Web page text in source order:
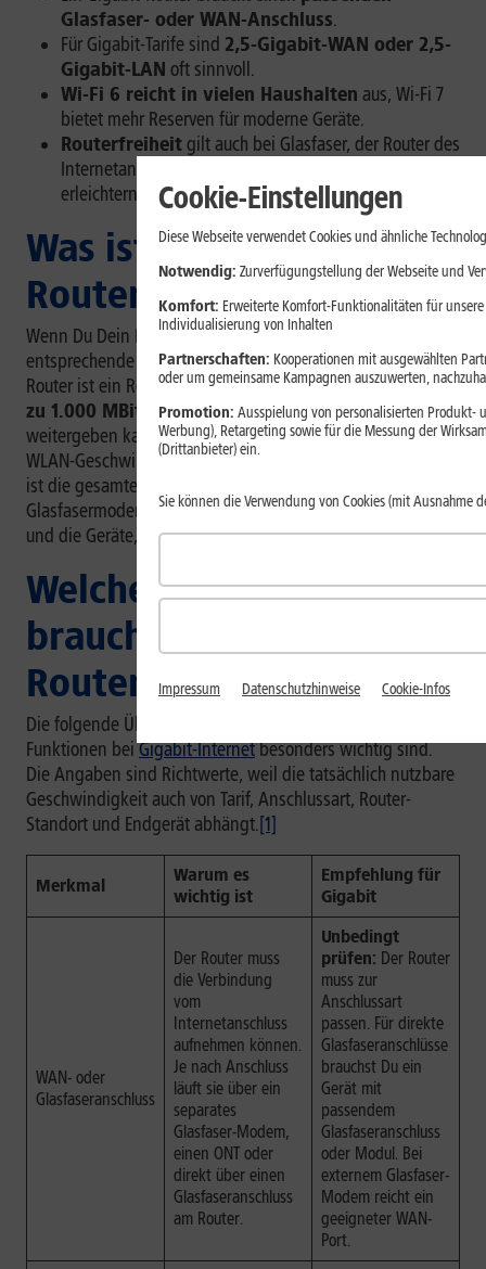
Glasfaser- oder WAN-Anschluss.
Für Gigabit-Tarife sind 2,5-Gigabit-WAN oder 2,5-
Gigabit-LAN oft sinnvoll.
Wi-Fi 6 reicht in vielen Haushalten aus, Wi-Fi 7
bietet mehr Reserven für moderne Geräte.
Routerfreiheitgilt auch bei Glasfaser, der Router des
Internetanbieters kann Support und Entstörung aber
erleichtern.
Was ist ein Gigabit-
Router?
Wenn Du Dein Heimnetz planst, solltest Du auch die
entsprechende Hardware berücksichtigen: Ein Gigabit-
Router ist ein Router, derInternetanschlüsse mit bis
zu 1.000 MBit/s oder mehr verarbeiten und im Heimnetz
weitergeben kann. Wichtig ist dabei nicht nur die maximale
WLAN-Geschwindigkeit auf dem Datenblatt. Entscheidend
ist die gesamte Kette: Anschluss, Modem oder ONT (ein
Glasfasermodem), WAN-Port, LAN-Ports, WLAN-Standard
und die Geräte, die Du nutzt.
Welche Ausstattung
braucht ein Gigabit-
Router?
Die folgende Übersicht zeigt, welche Bauteile und
Funktionen beiGigabit-Internetbesonders wichtig sind.
Die Angaben sind Richtwerte, weil die tatsächlich nutzbare
Geschwindigkeit auch von Tarif, Anschlussart, Router-
Standort und Endgerät abhängt.[1]
Merkmal
Warum es
wichtig ist
Empfehlung für
Gigabit
WAN- oder
Glasfaseranschluss
Der Router muss
die Verbindung
vom
Internetanschluss
aufnehmen können.
Je nach Anschluss
läuft sie über ein
separates
Glasfaser-Modem,
einen ONT oder
direkt über einen
Glasfaseranschluss
am Router.
Unbedingt
prüfen: Der Router
muss zur
Anschlussart
passen. Für direkte
Glasfaseranschlüsse
brauchst Du ein
Gerät mit
passendem
Glasfaseranschluss
oder Modul. Bei
externem Glasfaser-
Modem reicht ein
geeigneter WAN-
Port.
Cookie-Einstellungen
Diese Webseite verwendet Cookies und ähnliche
Notwendig: Zurverfügungstellung der Webseite und
Komfort: Erweiterte Komfort-Funktionalitäten für
Individualisierung von Inhalten
Partnerschaften: Kooperationen mit ausgewählten
oder um gemeinsame Kampagnen auszuwerten,
Promotion: Ausspielung von personalisierten Produkt-
Werbung), Retargeting sowie für die Messung der
(Drittanbieter) ein.
Sie können die Verwendung von Cookies (mit Ausnahme
Impressum Datenschutzhinweise Cookie-Infos